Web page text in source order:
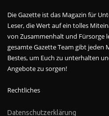
Die Gazette ist das Magazin für
Leser, die Wert auf ein tolles
von Zusammenhalt und Fürsorge
gesamte Gazette Team gibt jeden
Bestes, um Euch zu unterhalten
Angebote zu sorgen!
Rechtliches
Datenschutzerklärung